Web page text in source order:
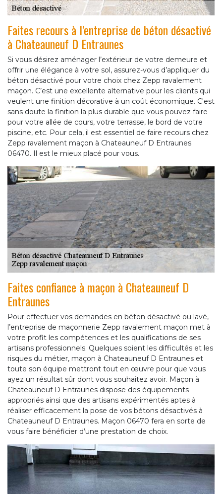
Faites recours à l’entreprise de béton désactivé
à Chateauneuf D Entraunes
Si vous désirez aménager l’extérieur de votre demeure et
offrir une élégance à votre sol, assurez-vous d’appliquer du
béton désactivé pour votre choix chez Zepp ravalement
maçon. C’est une excellente alternative pour les clients qui
veulent une finition décorative à un coût économique. C'est
sans doute la finition la plus durable que vous pouvez faire
pour votre allée de cours, votre terrasse, le bord de votre
piscine, etc. Pour cela, il est essentiel de faire recours chez
Zepp ravalement maçon à Chateauneuf D Entraunes
06470. Il est le mieux placé pour vous.
Faites confiance à maçon à Chateauneuf D
Entraunes
Pour effectuer vos demandes en béton désactivé ou lavé,
l’entreprise de maçonnerie Zepp ravalement maçon met à
votre profit les compétences et les qualifications de ses
artisans professionnels. Quelques soient les difficultés et les
risques du métier, maçon à Chateauneuf D Entraunes et
toute son équipe mettront tout en œuvre pour que vous
ayez un résultat sûr dont vous souhaitez avoir. Maçon à
Chateauneuf D Entraunes dispose des équipements
appropriés ainsi que des artisans expérimentés aptes à
réaliser efficacement la pose de vos bétons désactivés à
Chateauneuf D Entraunes. Maçon 06470 fera en sorte de
vous faire bénéficier d’une prestation de choix.